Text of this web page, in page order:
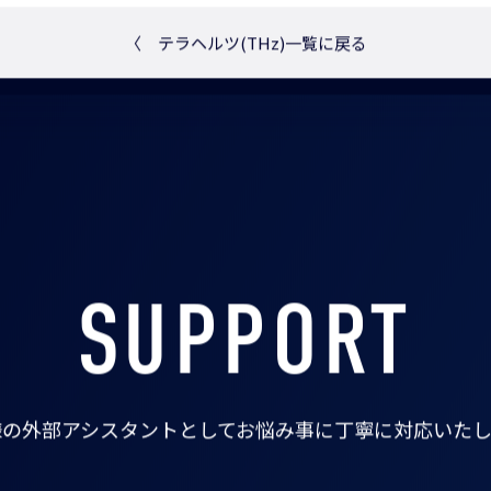
〈 テラヘルツ(THz)一覧に戻る
SUPPORT
外部アシスタントとしてお悩み事に丁寧に対応いた